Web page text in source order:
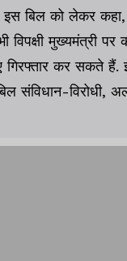
ने इस बिल को लेकर
विपक्षी मुख्यमंत्री
गिरफ्तार कर सकते हैं.